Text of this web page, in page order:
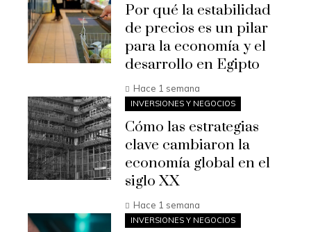
Por qué la estabilidad
de precios es un pilar
para la economía y el
desarrollo en Egipto
Hace 1 semana
INVERSIONES Y NEGOCIOS
Cómo las estrategias
clave cambiaron la
economía global en el
siglo XX
Hace 1 semana
INVERSIONES Y NEGOCIOS